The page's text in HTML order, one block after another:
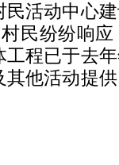
活动中心
民纷纷响
程已于去
他活动提